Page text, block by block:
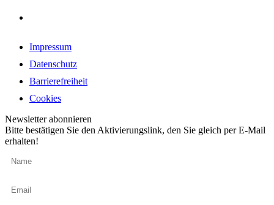
Impressum
Datenschutz
Barrierefreiheit
Cookies
Newsletter abonnieren
Bitte bestätigen Sie den Aktivierungslink, den Sie gleich per E-Mail
erhalten!